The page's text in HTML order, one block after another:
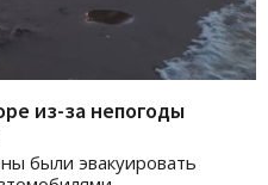
из-за непогоды
были эвакуировать